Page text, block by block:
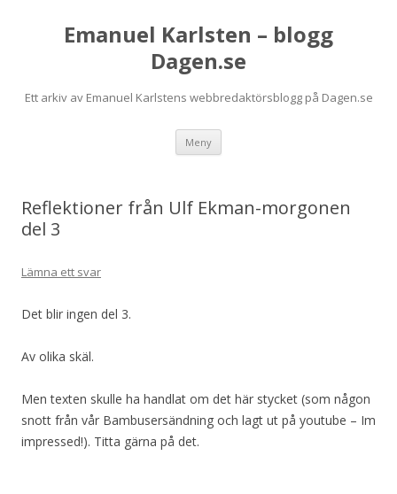
Emanuel Karlsten – blogg
Dagen.se
Ett arkiv av Emanuel Karlstens webbredaktörsblogg på Dagen.se
Meny
Reflektioner från Ulf Ekman-morgonen
del 3
Lämna ett svar
Det blir ingen del 3.
Av olika skäl.
Men texten skulle ha handlat om det här stycket (som någon
snott från vår Bambusersändning och lagt ut på youtube – Im
impressed!). Titta gärna på det.